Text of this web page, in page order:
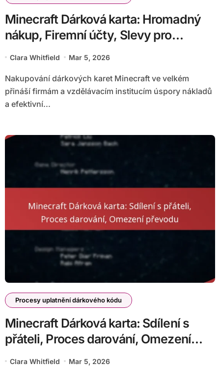
Minecraft Dárková karta: Hromadný
nákup, Firemní účty, Slevy pro
Clara Whitfield Mar 5, 2026
Nakupování dárkových karet Minecraft ve velkém
přináší firmám a vzdělávacím institucím úspory nákladů
a efektivní...
Procesy uplatnění dárkového kódu
Minecraft Dárková karta: Sdílení s
přáteli, Proces darování, Omezení
Clara Whitfield Mar 5, 2026